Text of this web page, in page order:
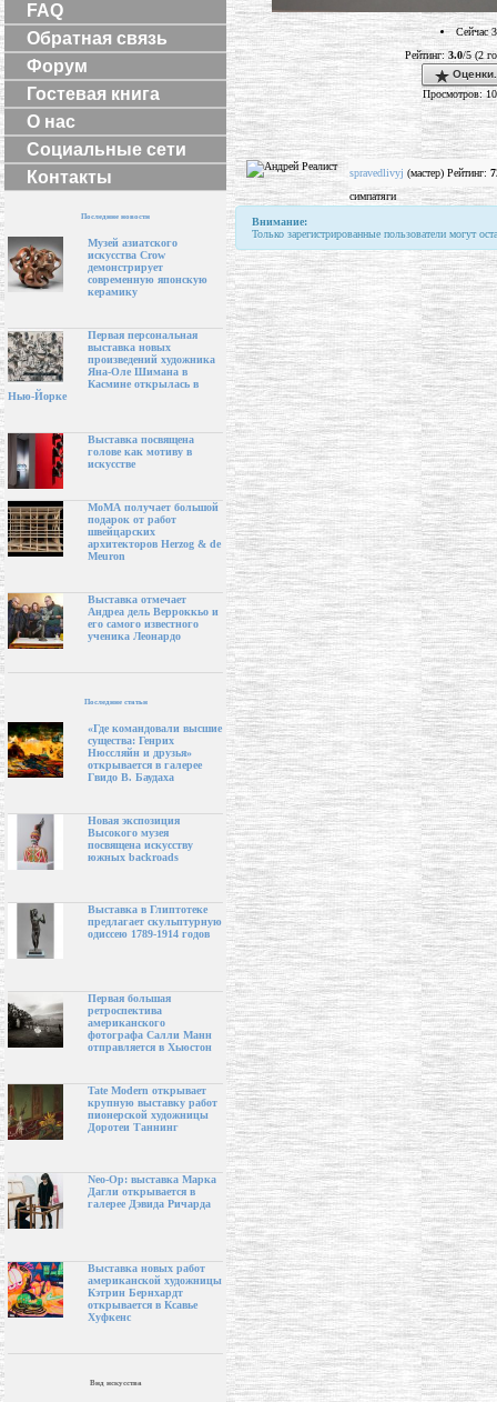
FAQ
Обратная связь
Форум
Гостевая книга
О нас
Социальные сети
Контакты
Последние новости
Музей азиатского
искусства Crow
демонстрирует
современную японскую
керамику
Первая персональная
выставка новых
произведений художника
Яна-Оле Шимана в
Касмине открылась в
Нью-Йорке
Выставка посвящена
голове как мотиву в
искусстве
МоМА получает большой
подарок от работ
швейцарских
архитекторов Herzog & de
Meuron
Выставка отмечает
Андреа дель Верроккьо и
его самого известного
ученика Леонардо
Последние статьи
«Где командовали высшие
существа: Генрих
Нюссляйн и друзья»
открывается в галерее
Гвидо В. Баудаха
Новая экспозиция
Высокого музея
посвящена искусству
южных backroads
Выставка в Глиптотеке
предлагает скульптурную
одиссею 1789-1914 годов
Первая большая
ретроспектива
американского
фотографа Салли Манн
отправляется в Хьюстон
Tate Modern открывает
крупную выставку работ
пионерской художницы
Доротеи Таннинг
Neo-Op: выставка Марка
Дагли открывается в
галерее Дэвида Ричарда
Выставка новых работ
американской художницы
Кэтрин Бернхардт
открывается в Ксавье
Хуфкенс
Вид искусства
Сейчас
Рейтинг: 3.0/5 (2
Оценки.
Просмотров:
spravedlivyj (мастер) Рейтинг:
симпатяги
Внимание:
Только зарегистрированные пользователи могут